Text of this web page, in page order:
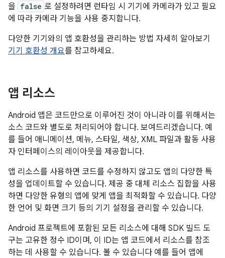
을 false 로 설정하려면 런타임 시 기기에 카메라가 있고 필요
에 따라 카메라 기능을 사용 중지합니다.
다양한 기기와의 앱 호환성을 관리하는 방법 자세히 알아보기
기기 호환성 개요를 참고하세요.
앱 리소스
Android 앱은 코드만으로 이루어진 것이 아니라 이를 위해서는
소스 코드와 별도로 처리되어야 합니다. 보여드리겠습니다. 예
를 들어 애니메이션, 메뉴, 스타일, 색상, XML 파일과 활동 사용
자 인터페이스의 레이아웃을 제공합니다.
앱 리소스를 사용하면 코드를 수정하지 않고도 앱의 다양한 특
성을 업데이트할 수 있습니다. 제공 중 대체 리소스 집합을 사용
하면 다양한 유형의 앱에 맞게 앱을 최적화할 수 있습니다. 다양
한 언어 및 화면 크기 등의 기기 설정을 관리할 수 있습니다.
Android 프로젝트에 포함된 모든 리소스에 대해 SDK 빌드 도
구는 고유한 정수 ID이며, 이 ID는 앱 코드에서 리소스를 참조
하는 데 사용할 수 있습니다. 볼 수 있습니다 예를 들어 앱에